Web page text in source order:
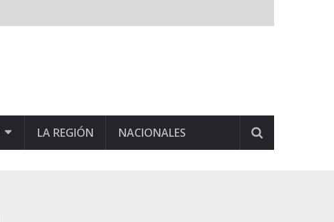
LA REGIÓN NACIONALES